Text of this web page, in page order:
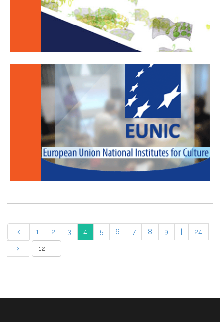
1 2 3 4 5 6 7 8 9 24